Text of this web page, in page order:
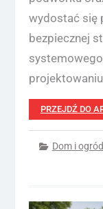
wydostać się
bezpiecznej
PRZEJDŹ DO
Dom i ogród